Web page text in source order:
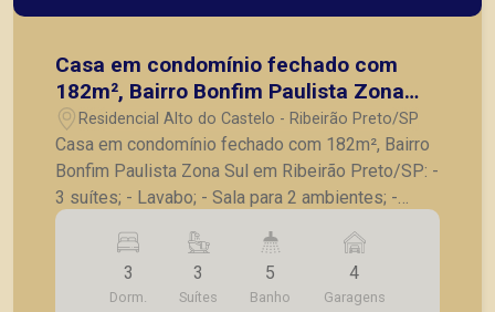
Casa em condomínio fechado com
182m², Bairro Bonfim Paulista Zona
Sul em Ribeirão Preto/SP:
Residencial Alto do Castelo - Ribeirão Preto/SP
Casa em condomínio fechado com 182m², Bairro
Bonfim Paulista Zona Sul em Ribeirão Preto/SP: -
3 suítes; - Lavabo; - Sala para 2 ambientes; -
Cozinha em ilha integrada com a área gourmet; -
Despensa; - Lavanderia; - Vestiário; - Jardim; -
Piscina; - 4 vagas de garagem. A Piramid tem
como objetivo atender seus clientes com
3
Dorm.
3
Suítes
5
Banho
4
Garagens